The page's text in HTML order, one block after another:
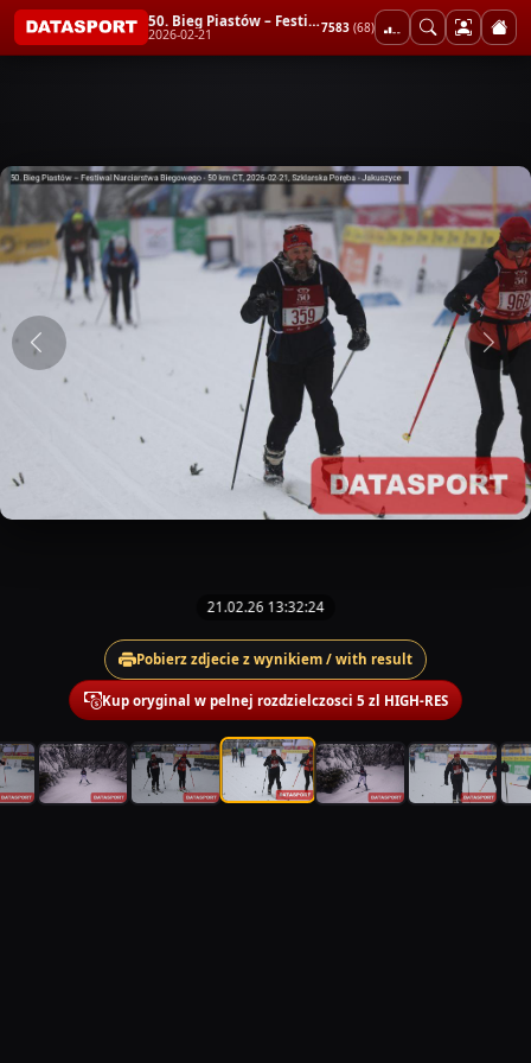
50. Bieg Piastów – Festiwal Narciarstwa Biegowego - 50 km CT
2026-02-21 7583 (68)
21.02.26 13:32:24
Pobierz zdjecie z wynikiem / with result
Kup oryginal w pelnej rozdzielczosci 5 zl HIGH-RES